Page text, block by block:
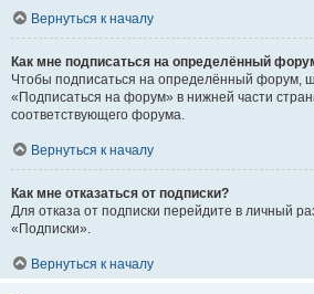
Вернуться к началу
Как мне подписаться на определённый
Чтобы подписаться на определённый форум,
«Подписаться на форум» в нижней части
соответствующего форума.
Вернуться к началу
Как мне отказаться от подписки?
Для отказа от подписки перейдите в личный
«Подписки».
Вернуться к началу